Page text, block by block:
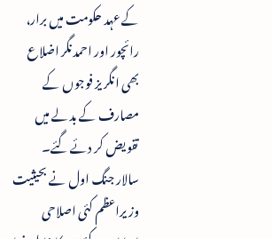
کے عہد حکومت میں برار،
رائچور اور احمدنگر اضلاع
بھی انگریز فوجوں کے
مصارف کے بدلے میں
تفویض کر دئے گئے۔
سالار جنگ اول نے بحیثیت
وزیراعظم کئی اصلاحی